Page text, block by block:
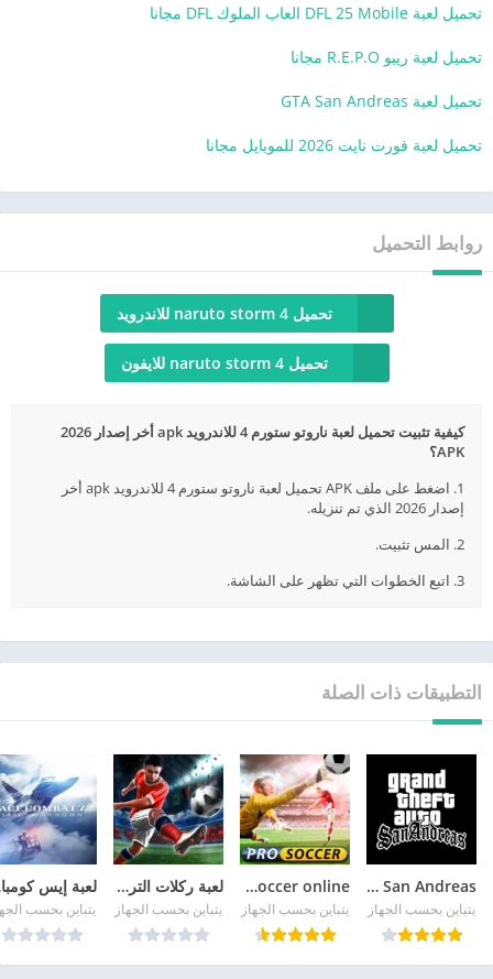
تحميل لعبة DFL 25 Mobile العاب الملوك DFL مجانا
تحميل لعبة ريبو R.E.P.O مجانا
تحميل لعبة GTA San Andreas
تحميل لعبة فورت نايت 2026 للموبايل مجانا
روابط التحميل
تحميل naruto storm 4 للاندرويد
تحميل naruto storm 4 للايفون
كيفية تثبيت تحميل لعبة ناروتو ستورم 4 للاندرويد apk أخر إصدار 2026
APK؟
1. اضغط على ملف APK تحميل لعبة ناروتو ستورم 4 للاندرويد apk أخر
إصدار 2026 الذي تم تنزيله.
2. المس تثبيت.
3. اتبع الخطوات التي تظهر على الشاشة.
التطبيقات ذات الصلة
GTA San Andreas
يتباين بحسب الجهاز
pro soccer online مهكرة
يتباين بحسب الجهاز
لعبة ركلات الترجيح
يتباين بحسب الجهاز يتباين بحسب